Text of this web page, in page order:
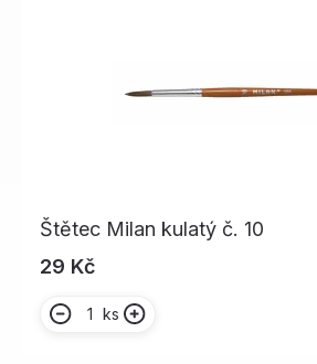
Štětec Milan kulatý č. 10
29 Kč
ks